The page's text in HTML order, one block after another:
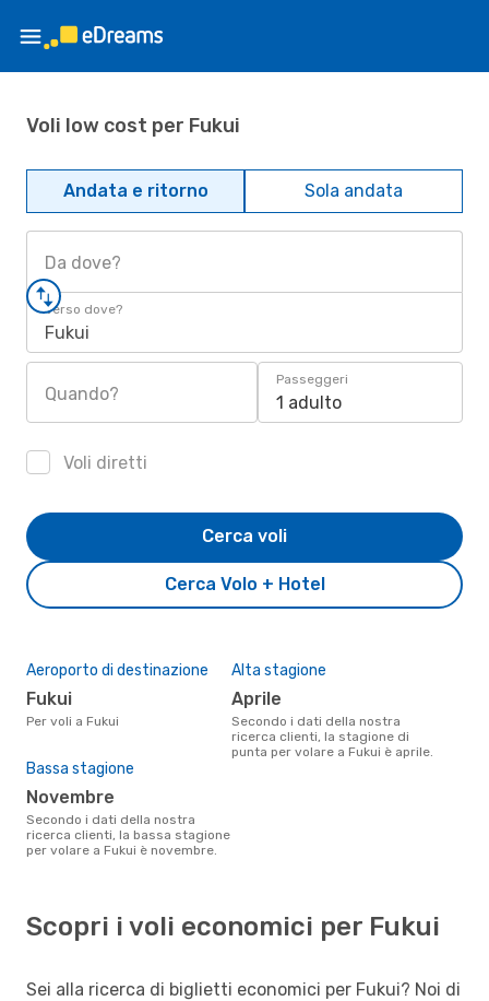
Voli low cost per Fukui
Andata e ritorno Sola andata
Da dove?
Verso dove?
Fukui
Quando?
Passeggeri
1 adulto
Voli diretti
Cerca Volo + Hotel
Cerca voli
Aeroporto di destinazione
Fukui
Per voli a Fukui
Alta stagione
aprile
Secondo i dati della nostra
ricerca clienti, la stagione di
punta per volare a Fukui è aprile.
Bassa stagione
novembre
Secondo i dati della nostra
ricerca clienti, la bassa stagione
per volare a Fukui è novembre.
Scopri i voli economici per Fukui
Sei alla ricerca di biglietti economici per Fukui? Noi di